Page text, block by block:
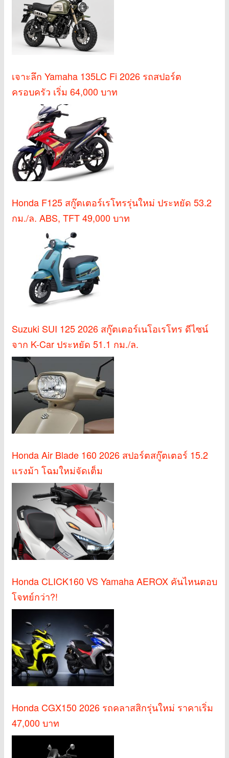
เจาะลึก Yamaha 135LC Fi 2026 รถสปอร์ต
ครอบครัว เริ่ม 64,000 บาท
Honda F125 สกู๊ตเตอร์เรโทรรุ่นใหม่ ประหยัด 53.2
กม./ล. ABS, TFT 49,000 บาท
Suzuki SUI 125 2026 สกู๊ตเตอร์เนโอเรโทร ดีไซน์
จาก K-Car ประหยัด 51.1 กม./ล.
Honda Air Blade 160 2026 สปอร์ตสกู๊ตเตอร์ 15.2
แรงม้า โฉมใหม่จัดเต็ม
Honda CLICK160 VS Yamaha AEROX คันไหนตอบ
โจทย์กว่า?!
Honda CGX150 2026 รถคลาสสิกรุ่นใหม่ ราคาเริ่ม
47,000 บาท